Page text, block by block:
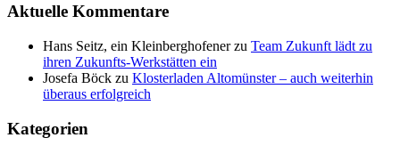
Aktuelle Kommentare
Hans Seitz, ein Kleinberghofenerzu Team Zukunft lädt zu
ihren Zukunfts-Werkstätten ein
Josefa Böck zu Klosterladen Altomünster – auch weiterhin
überaus erfolgreich
Kategorien